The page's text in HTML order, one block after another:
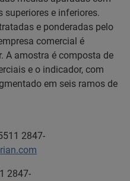
superiores e inferiores.
e ponderadas pelo
comercial é
A amostra é composta de
e o indicador, com
em seis ramos de
2847-